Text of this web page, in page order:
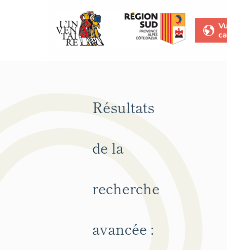
Résultats
de la
recherche
avancée :